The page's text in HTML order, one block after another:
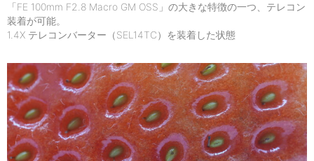
「FE 100mm F2.8 Macro GM OSS」の大きな特徴の一つ、テレコン
装着が可能。
1.4X テレコンバーター（SEL14TC）を装着した状態